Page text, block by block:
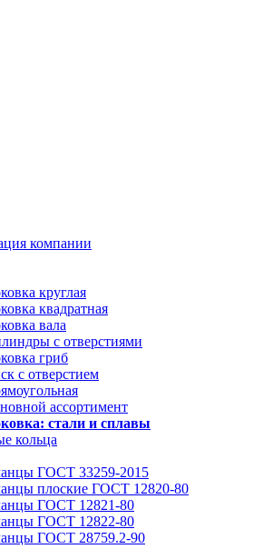
компании
круглая
квадратная
вала
с отверстиями
гриб
с отверстием
ассортимент
cтали и сплавы
кольца
ГОСТ 33259-2015
плоские ГОСТ 12820-80
ГОСТ 12821-80
ГОСТ 12822-80
ГОСТ 28759.2-90